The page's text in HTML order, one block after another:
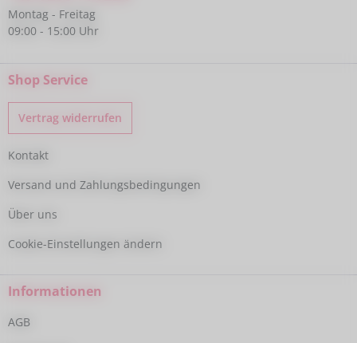
Montag - Freitag
09:00 - 15:00 Uhr
Shop Service
Vertrag widerrufen
Kontakt
Versand und Zahlungsbedingungen
Über uns
Cookie-Einstellungen ändern
Informationen
AGB